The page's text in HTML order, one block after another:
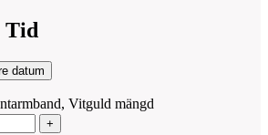
datum
Vitguld mängd